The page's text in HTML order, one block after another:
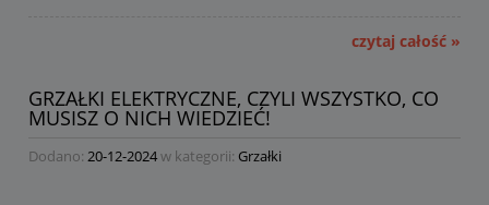
czytaj całość »
GRZAŁKI ELEKTRYCZNE, CZYLI WSZYSTKO, CO
MUSISZ O NICH WIEDZIEĆ!
Dodano: 20-12-2024w kategorii: Grzałki